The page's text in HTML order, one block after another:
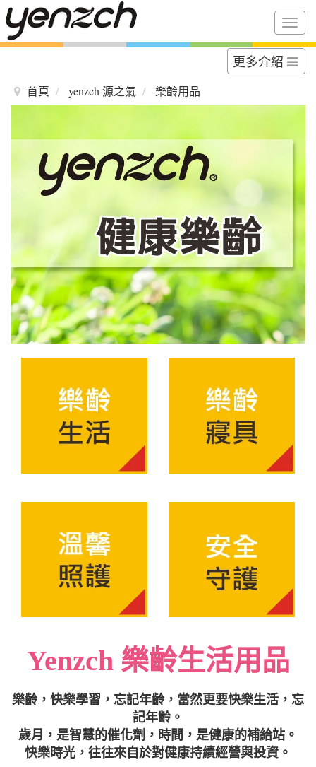
更多介紹
首頁 yenzch 源之氣 樂齡用品
Yenzch 樂齡生活用品
樂齡，快樂學習，忘記年齡，當然更要快樂生活，忘
記年齡。
歲月，是智慧的催化劑，時間，是健康的補給站。
快樂時光，往往來自於對健康持續經營與投資。